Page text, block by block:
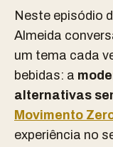
Neste episódio
Almeida
um tema cada
bebidas: a
alternativas
Movimento
experiência no